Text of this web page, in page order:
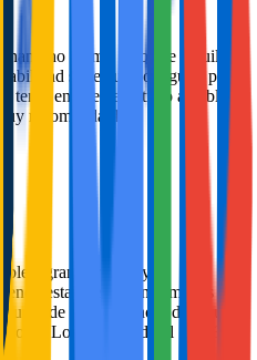
uno de mis pisos de alquiler y
sin esfuerzo alguno por
tener en cuenta el trato amable y
recomendables!!
gran cercanía y
estaría en buenas manos con
de nada a la hora de alquilar
Lo recomiendo al 100%